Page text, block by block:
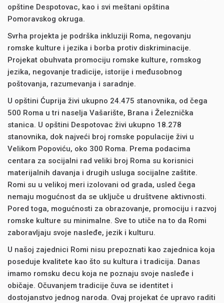
opštine Despotovac, kao i svi meštani opština
Pomoravskog okruga.
Svrha projekta je podrška inkluziji Roma, negovanju
romske kulture i jezika i borba protiv diskriminacije.
Projekat obuhvata promociju romske kulture, romskog
jezika, negovanje tradicije, istorije i međusobnog
poštovanja, razumevanja i saradnje.
U opštini Ćuprija živi ukupno 24.475 stanovnika, od čega
500 Roma u tri naselja Vašarište, Brana i Železnička
stanica. U opštini Despotovac živi ukupno 18.278
stanovnika, dok najveći broj romske populacije živi u
Velikom Popoviću, oko 300 Roma. Prema podacima
centara za socijalni rad veliki broj Roma su korisnici
materijalnih davanja i drugih usluga socijalne zaštite.
Romi su u velikoj meri izolovani od grada, usled čega
nemaju mogućnost da se uključe u društvene aktivnosti.
Pored toga, mogućnosti za obrazovanje, promociju i razvoj
romske kulture su minimalne. Sve to utiče na to da Romi
zaboravljaju svoje nasleđe, jezik i kulturu.
U našoj zajednici Romi nisu prepoznati kao zajednica koja
poseduje kvalitete kao što su kultura i tradicija. Danas
imamo romsku decu koja ne poznaju svoje nasleđe i
običaje. Očuvanjem tradicije čuva se identitet i
dostojanstvo jednog naroda. Ovaj projekat će upravo raditi